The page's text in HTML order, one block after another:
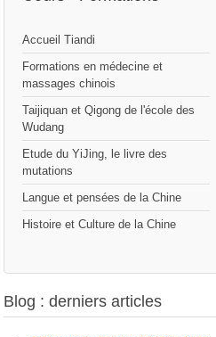
Accueil Tiandi
Formations en médecine et
massages chinois
Taijiquan et Qigong de l'école des
Wudang
Etude du YiJing, le livre des
mutations
Langue et pensées de la Chine
Histoire et Culture de la Chine
Blog : derniers articles